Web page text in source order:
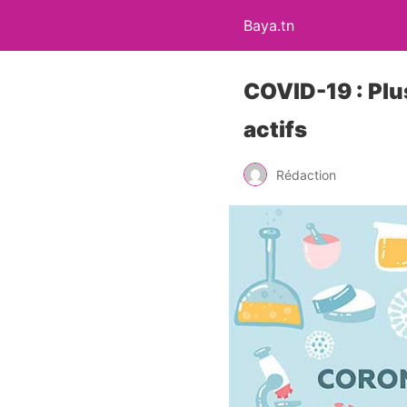
Baya.tn
COVID-19 :
actifs
Rédaction